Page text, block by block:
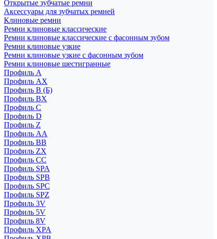
Открытые зубчатые ремни
Аксессуары для зубчатых ремней
Клиновые ремни
Ремни клиновые классические
Ремни клиновые классические с фасонным зубом
Ремни клиновые узкие
Ремни клиновые узкие с фасонным зубом
Ремни клиновые шестигранные
Профиль A
Профиль AX
Профиль B (Б)
Профиль BX
Профиль C
Профиль D
Профиль Z
Профиль АА
Профиль BB
Профиль ZX
Профиль CC
Профиль SPA
Профиль SPB
Профиль SPC
Профиль SPZ
Профиль 3V
Профиль 5V
Профиль 8V
Профиль XPA